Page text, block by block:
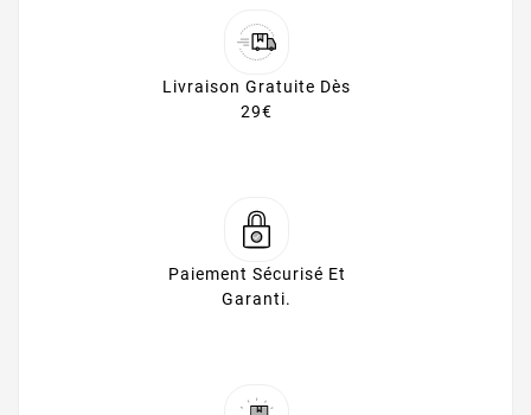
Livraison Gratuite Dès
29€
Paiement Sécurisé Et
Garanti.